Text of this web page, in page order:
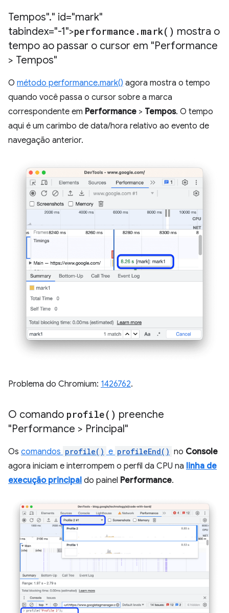
Tempos"." id="mark"
tabindex="-1">performance . mark( ) mostra o
tempo ao passar o cursor em "Performance
> Tempos"
O método performance.mark() agora mostra o tempo
quando você passa o cursor sobre a marca
correspondente em Performance > Tempos. O tempo
aqui é um carimbo de data/hora relativo ao evento de
navegação anterior.
Problema do Chromium: 1426762.
O comando profile( ) preenche
"Performance > Principal"
Os comandos profile() e profileEnd() no Console
agora iniciam e interrompem o perfil da CPU na linha de
execução principal do painel Performance.